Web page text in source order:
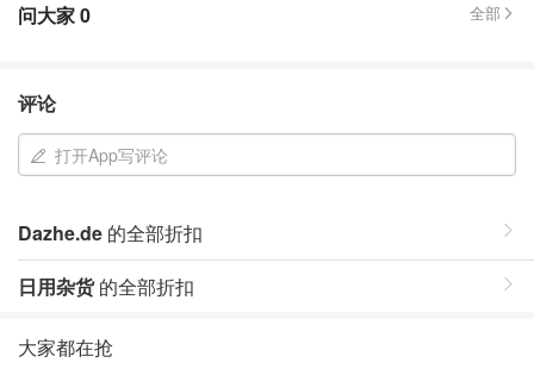
问大家0 全部
评论
打开App写评论
Dazhe.de 的全部折扣
日用杂货的全部折扣
大家都在抢